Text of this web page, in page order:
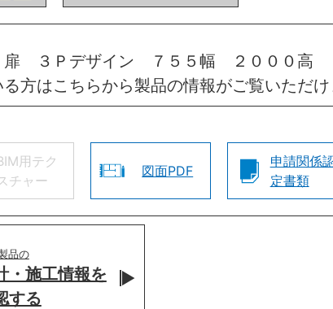
扉 ３Ｐデザイン ７５５幅 ２０００
方はこちらから製品の情報がご覧いただ
用テク
チャー
図面PDF
申請関係
定書類
品の
・施工情報を
する